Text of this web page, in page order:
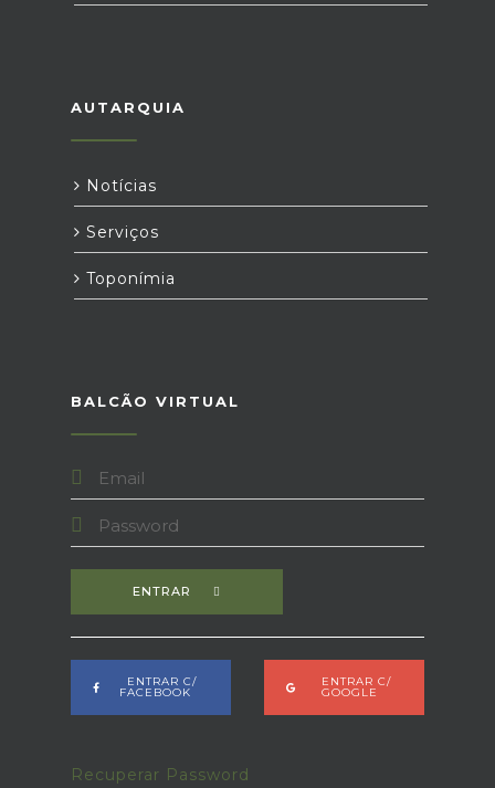
AUTARQUIA
Notícias
Serviços
Toponímia
BALCÃO VIRTUAL
ENTRAR
ENTRAR C/
FACEBOOK
ENTRAR C/
GOOGLE
Recuperar Password